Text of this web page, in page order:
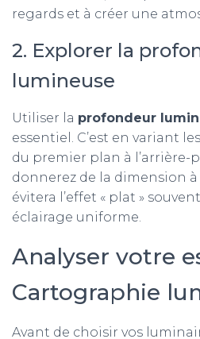
regards et à créer une
2. Explorer la
lumineuse
Utiliser la profondeur
essentiel. C’est en variant
du premier plan à l’arrière-
donnerez de la dimension
évitera l’effet « plat »
éclairage uniforme.
Analyser votre
Cartographie
Avant de choisir vos